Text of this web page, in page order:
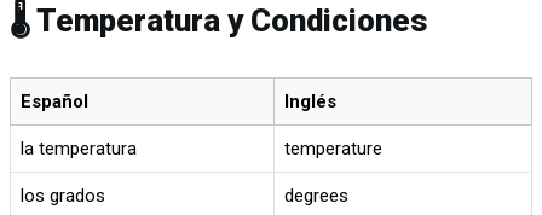
🌡️ Temperatura y Condiciones
Español Inglés
la temperatura temperature
los grados degrees